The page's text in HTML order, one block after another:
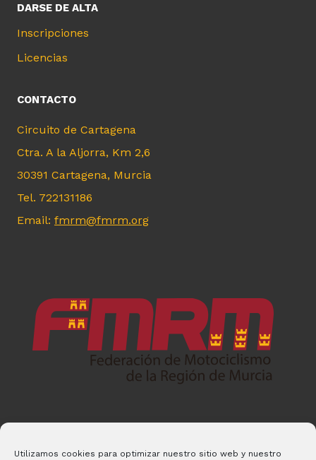
Utilizamos cookies para optimizar nuestro sitio web y nuestro
DARSE DE ALTA
Inscripciones
Licencias
CONTACTO
Circuito de Cartagena
Ctra. A la Aljorra, Km 2,6
30391 Cartagena, Murcia
Tel. 722131186
Email: fmrm@fmrm.org